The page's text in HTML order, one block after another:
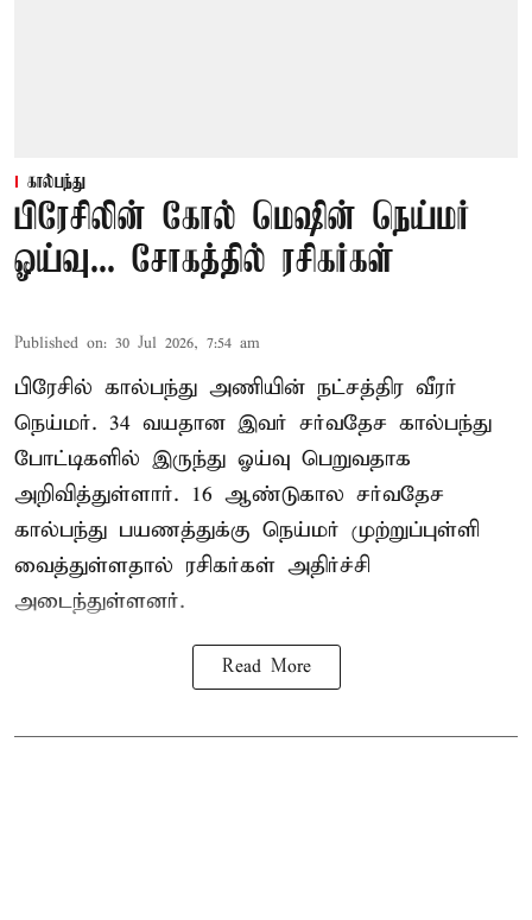
கால்பந்து
பிரேசிலின் கோல் மெஷின் நெய்மர்
ஓய்வு... சோகத்தில் ரசிகர்கள்
Published on: 30 Jul 2026, 7:54 am
பிரேசில் கால்பந்து அணியின் நட்சத்திர வீரர்
நெய்மர். 34 வயதான இவர் சர்வதேச கால்பந்து
போட்டிகளில் இருந்து ஓய்வு பெறுவதாக
அறிவித்துள்ளார். 16 ஆண்டுகால சர்வதேச
கால்பந்து பயணத்துக்கு நெய்மர் முற்றுப்புள்ளி
வைத்துள்ளதால் ரசிகர்கள் அதிர்ச்சி
அடைந்துள்ளனர்.
Read More